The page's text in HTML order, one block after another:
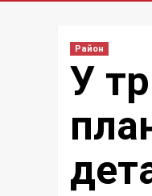
Район
У